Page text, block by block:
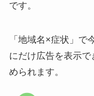
です。
「地域名×症状」で
にだけ広告を表示
められます。